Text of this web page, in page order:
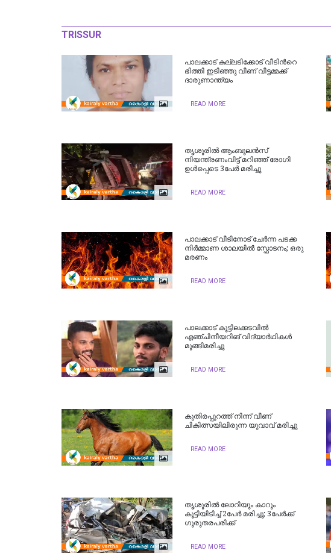
TRISSUR
പാലക്കാട്‌ കല്ലടിക്കോട് വീടിന്‍റെ
ഭിത്തി ഇടിഞ്ഞു വീണ് വീട്ടമ്മക്ക്
ദാരുണാന്ത്യം
READ MORE
തൃശൂരിൽ ആംബുലൻസ്
നിയന്ത്രണംവിട്ട് മറിഞ്ഞ് രോഗി
ഉൾപ്പെടെ 3പേർ മരിച്ചു
READ MORE
പാലക്കാട് വീടിനോട് ചേര്‍ന്ന പടക്ക
നിര്‍മ്മാണ ശാലയില്‍ സ്ഫോടനം; ഒരു
മരണം
READ MORE
പാലക്കാട് കൂട്ടിലക്കടവിൽ
എഞ്ചിനീയറിങ് വിദ്യാർഥികൾ
മുങ്ങിമരിച്ചു
READ MORE
കുതിരപ്പുറത്ത് നിന്ന് വീണ്
ചികിത്സയിലിരുന്ന യുവാവ് മരിച്ചു
READ MORE
തൃശൂരില്‍ ലോറിയും കാറും
കൂട്ടിയിടിച്ച് 2പേർ മരിച്ചു; 3പേര്‍ക്ക്
ഗുരുതരപരിക്ക്
READ MORE